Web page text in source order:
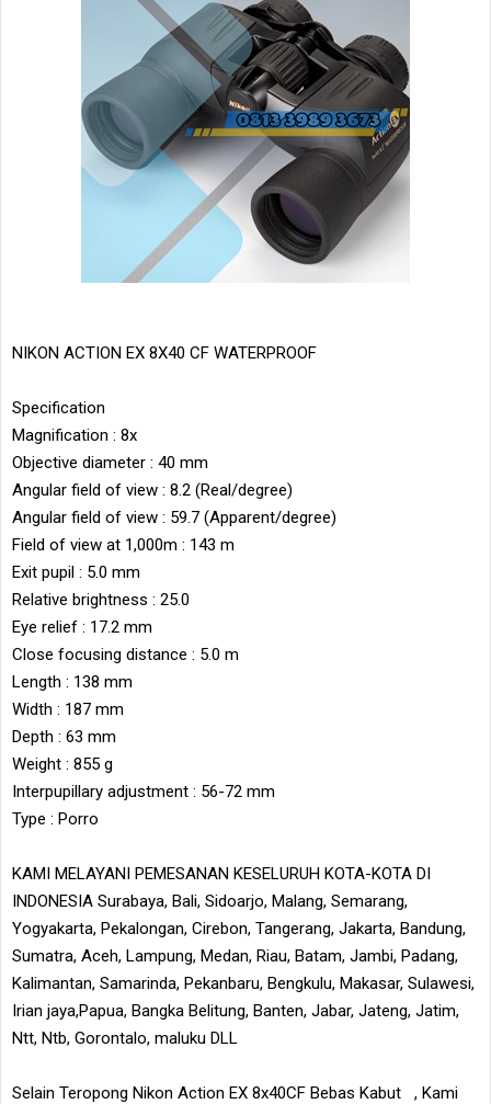
NIKON ACTION EX 8X40 CF WATERPROOF
Specification
Magnification : 8x
Objective diameter : 40 mm
Angular field of view : 8.2 (Real/degree)
Angular field of view : 59.7 (Apparent/degree)
Field of view at 1,000m : 143 m
Exit pupil : 5.0 mm
Relative brightness : 25.0
Eye relief : 17.2 mm
Close focusing distance : 5.0 m
Length : 138 mm
Width : 187 mm
Depth : 63 mm
Weight : 855 g
Interpupillary adjustment : 56-72 mm
Type : Porro
KAMI MELAYANI PEMESANAN KESELURUH KOTA-KOTA DI
INDONESIA Surabaya, Bali, Sidoarjo, Malang, Semarang,
Yogyakarta, Pekalongan, Cirebon, Tangerang, Jakarta, Bandung,
Sumatra, Aceh, Lampung, Medan, Riau, Batam, Jambi, Padang,
Kalimantan, Samarinda, Pekanbaru, Bengkulu, Makasar, Sulawesi,
Irian jaya,Papua, Bangka Belitung, Banten, Jabar, Jateng, Jatim,
Ntt, Ntb, Gorontalo, maluku DLL
Selain Teropong Nikon Action EX 8x40CF Bebas Kabut , Kami